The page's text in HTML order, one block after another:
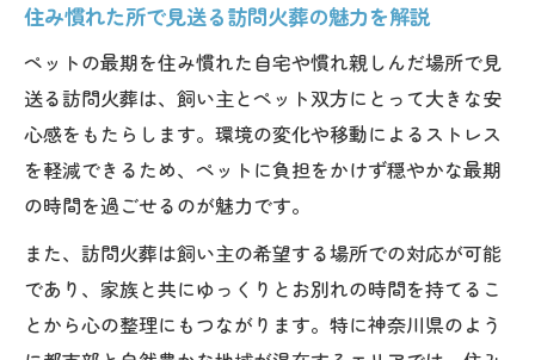
ペットも安心できる訪問火葬の特徴とは
自宅でペットも安心できる火葬サービスの
流れ
住み慣れた所で見送ることが与える心の安
らぎ
理由
神奈川県全域24時間対応の訪問火葬の強み
口コミで高評価のペット火葬サービスをチ
住み慣れた所で見送る訪問火葬の魅力を解説
ペットの最期を住み慣れた自宅や慣れ親しんだ場所で見
送る訪問火葬は、飼い主とペット双方にとって大きな安
心感をもたらします。環境の変化や移動によるストレス
を軽減できるため、ペットに負担をかけず穏やかな最期
の時間を過ごせるのが魅力です。
また、訪問火葬は飼い主の希望する場所での対応が可能
であり、家族と共にゆっくりとお別れの時間を持てるこ
とから心の整理にもつながります。特に神奈川県のよう